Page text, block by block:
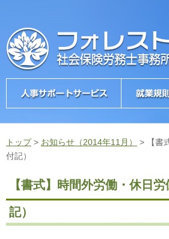
トップ> お知らせ（2014年11月） >
【
付記）
【書式】時間外労働・休日
記）